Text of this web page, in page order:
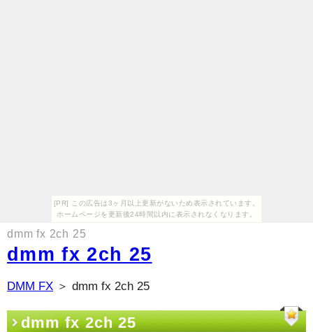
[PR] この広告は3ヶ月以上更新がないため表示されています。
ホームページを更新後24時間以内に表示されなくなります。
dmm fx 2ch 25
dmm fx 2ch 25
DMM FX ＞ dmm fx 2ch 25
dmm fx 2ch 25